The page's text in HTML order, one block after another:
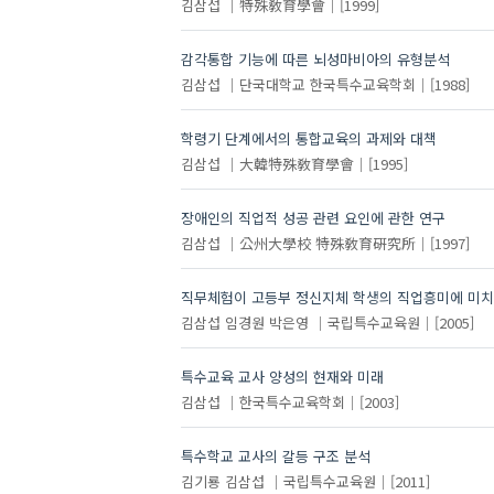
김삼섭 特殊敎育學會 [1999]
감각통합 기능에 따른 뇌성마비아의 유형분석
김삼섭
단국대학교 한국특수교육학회 [1988]
학령기 단계에서의 통합교육의 과제와 대책
김삼섭
大韓特殊敎育學會 [1995]
장애인의 직업적 성공 관련 요인에 관한 연구
김삼섭
公州大學校 特殊敎育硏究所 [1997]
직무체험이 고등부 정신지체 학생의 직업흥미에 미
김삼섭 임경원 박은영 국립특수교육원 [2005]
특수교육 교사 양성의 현재와 미래
김삼섭
한국특수교육학회 [2003]
특수학교 교사의 갈등 구조 분석
김기룡 김삼섭 국립특수교육원 [2011]